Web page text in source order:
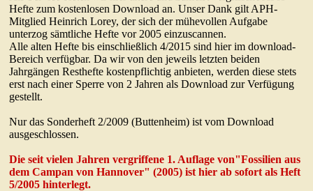
Hefte zum kostenlosen Download an. Unser Dank gilt APH-
Mitglied Heinrich Lorey, der sich der mühevollen Aufgabe
unterzog sämtliche Hefte vor 2005 einzuscannen.
Alle alten Hefte bis einschließlich 4/2015 sind hier im download-
Bereich verfügbar. Da wir von den jeweils letzten beiden
Jahrgängen Resthefte kostenpflichtig anbieten, werden diese stets
erst nach einer Sperre von 2 Jahren als Download zur Verfügung
gestellt.
Nur das Sonderheft 2/2009 (Buttenheim) ist vom Download
ausgeschlossen.
Die seit vielen Jahren vergriffene 1. Auflage von"Fossilien aus
dem Campan von Hannover" (2005) ist hier ab sofort als Heft
5/2005 hinterlegt.